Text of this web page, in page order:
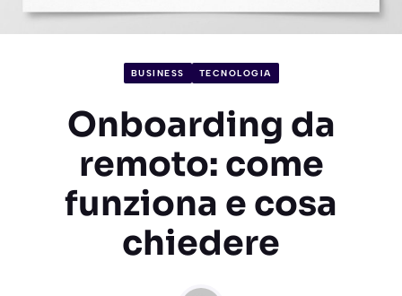
BUSINESS TECNOLOGIA
Onboarding da
remoto: come
funziona e cosa
chiedere